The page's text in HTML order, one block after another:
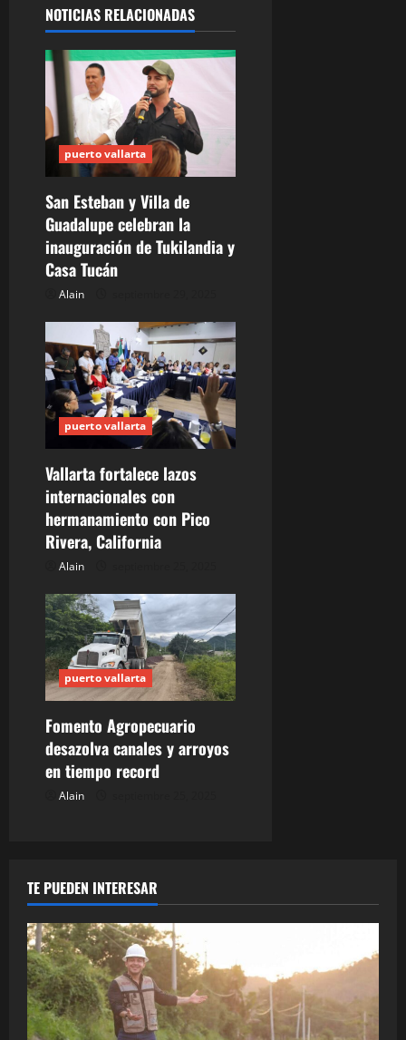
i
ó
n
d
e
e
n
t
r
a
d
a
s
NOTICIAS RELACIONADAS
puerto vallarta
San Esteban y Villa de
Guadalupe celebran la
inauguración de Tukilandia y
Casa Tucán
Alain
puerto vallarta
Vallarta fortalece lazos
internacionales con
hermanamiento con Pico
Rivera, California
Alain
puerto vallarta
Fomento Agropecuario
desazolva canales y arroyos
en tiempo record
Alain
TE PUEDEN INTERESAR